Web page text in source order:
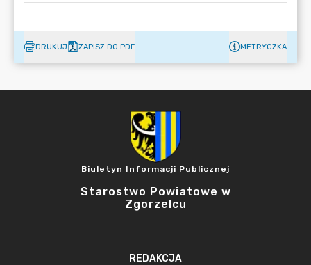
DRUKUJ ZAPISZ DO PDF METRYCZKA
Biuletyn Informacji Publicznej
Starostwo Powiatowe w
Zgorzelcu
REDAKCJA